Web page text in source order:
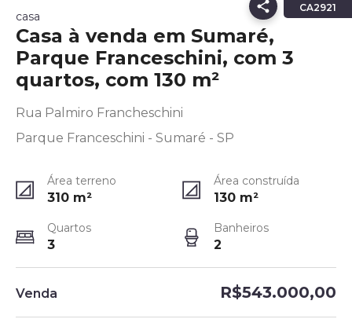
CA2921
casa
Casa à venda em Sumaré,
Parque Franceschini, com 3
quartos, com 130 m²
Rua Palmiro Francheschini
Parque Franceschini - Sumaré - SP
Área terreno
310 m²
Área construída
130 m²
Quartos
3
Banheiros
2
Venda R$543.000,00